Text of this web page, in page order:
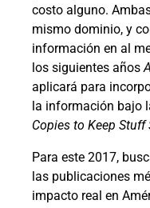
costo alguno.
mismo dominio, y
información en al
los siguientes años
aplicará para
la información bajo
Copies to Keep Stuff
Para este 2017,
las publicaciones
impacto real en